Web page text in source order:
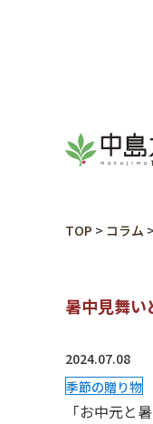
TOP > コラム >
暑中見舞い
2024.07.08
季節の贈り物
「お中元と